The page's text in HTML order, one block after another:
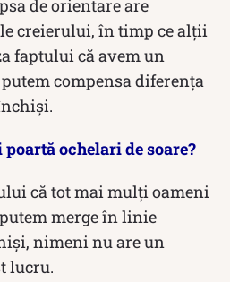
de orientare are
creierului, în timp ce alții
faptului că avem un
compensa diferența
ochelari de soare?
că tot mai mulți oameni
merge în linie
nimeni nu are un
lucru.